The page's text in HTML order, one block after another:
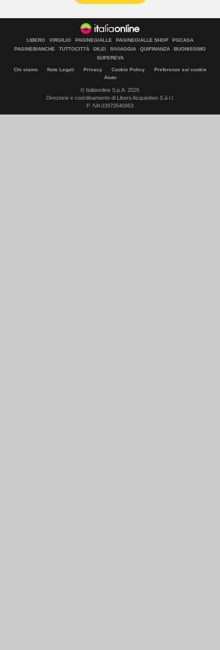
LIBERO VIRGILIO PAGINEGIALLE PAGINEGIALLE SHOP
PGCASA
PAGINEBIANCHE
TUTTOCITTÀ DILEI SIVIAGGIA QUIFINANZA
BUONISSIMO
SUPEREVA
Chi siamo Note Legali Privacy Cookie Policy
Preferenze sui cookie
Aiuto
© Italiaonline S.p.A. 2026
Direzione e coordinamento di Libero Acquisition S.á r.l.
P. IVA 03970540963